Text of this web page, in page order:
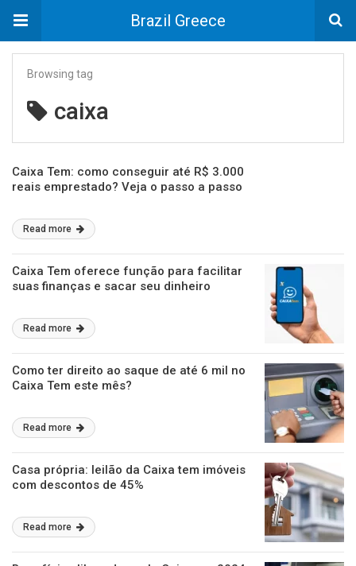
Brazil Greece
Browsing tag
caixa
Caixa Tem: como conseguir até R$ 3.000
reais emprestado? Veja o passo a passo
Read more
Caixa Tem oferece função para facilitar
suas finanças e sacar seu dinheiro
Read more
Como ter direito ao saque de até 6 mil no
Caixa Tem este mês?
Read more
Casa própria: leilão da Caixa tem imóveis
com descontos de 45%
Read more